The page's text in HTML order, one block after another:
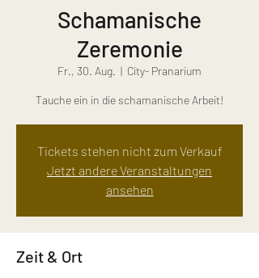
Schamanische
Zeremonie
Fr., 30. Aug.
  |
City- Pranarium
Tauche ein in die schamanische Arbeit!
Tickets stehen nicht zum Verkauf
Jetzt andere Veranstaltungen
ansehen
Zeit & Ort